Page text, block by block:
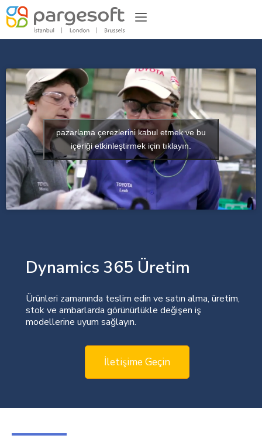
Dynamics 365 Üretim
Ürünleri zamanında teslim edin ve satın alma, üretim,
stok ve ambarlarda görünürlükle değişen iş
modellerine uyum sağlayın.
İletişime Geçin
pazarlama çerezlerini kabul etmek ve bu
içeriği etkinleştirmek için tıklayın.